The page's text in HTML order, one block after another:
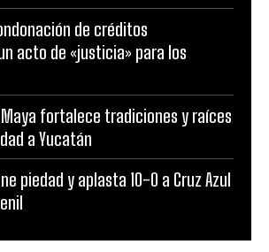
de créditos
acto de «justicia» para los
fortalece tradiciones y raíces
a Yucatán
piedad y aplasta 10-0 a Cruz Azul